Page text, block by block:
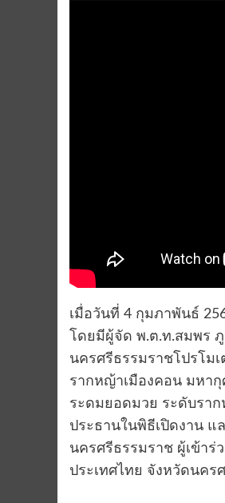
เมื่อวันที่ 4 กุมภาพันธ์
โดยมีผู้จัด พ.ต.ท.สมพร
นครศรีธรรมราชโปรโม
รากหญ้าเมืองคอน มหา
ระดมยอดมวย ระดับรา
ประธานในพิธีเปิดงาน
นครศรีธรรมราช ผู้เข้าร่
ประเทศไทย จังหวัดนค